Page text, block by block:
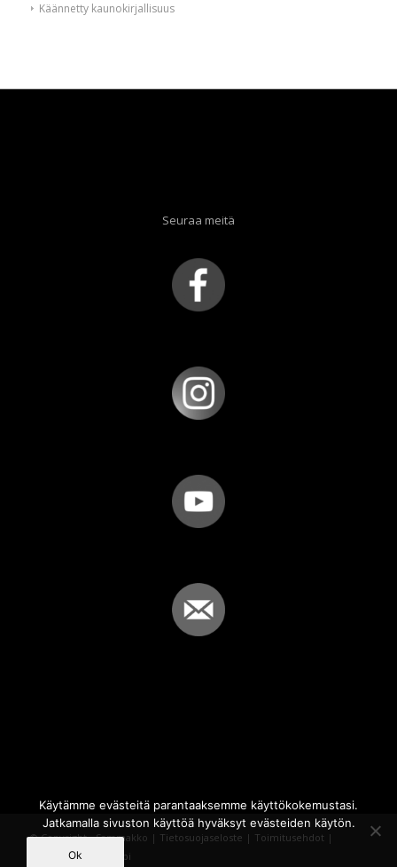
Käännetty kaunokirjallisuus
Seuraa meitä
© Copyright - Sammakko | Tietosuojaseloste | Toimitusehdot |
Powered by
iQWebbi
Käytämme evästeitä parantaaksemme käyttökokemustasi.
Jatkamalla sivuston käyttöä hyväksyt evästeiden käytön.
Ok